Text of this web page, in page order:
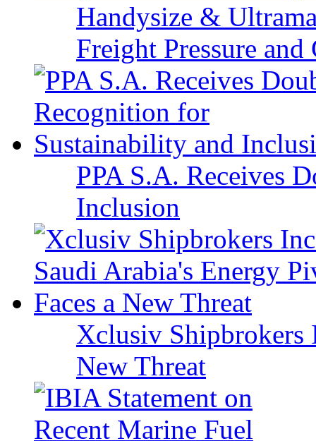
Handysize &
Freight Pressure
PPA S.A. Receives
Inclusion
Xclusiv Shipbrokers
New Threat